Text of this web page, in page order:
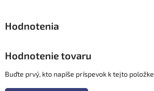
Hodnotenie tovaru
Buďte prvý, kto napíše príspevok k tejto